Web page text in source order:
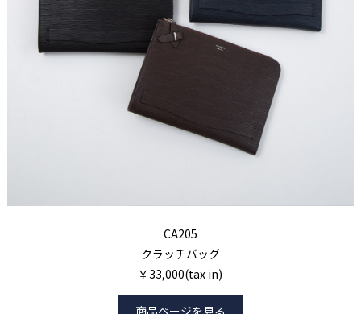
CA205
クラッチバッグ
￥33,000(tax in)